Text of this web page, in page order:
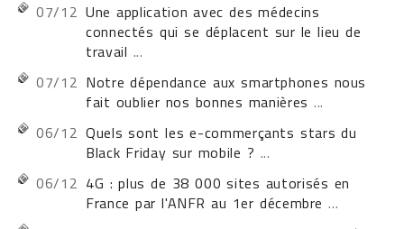
07/12 Une application avec des médecins
connectés qui se déplacent sur le lieu de
travail ...
07/12 Notre dépendance aux smartphones nous
fait oublier nos bonnes manières ...
06/12 Quels sont les e-commerçants stars du
Black Friday sur mobile ? ...
06/12 4G : plus de 38 000 sites autorisés en
France par l'ANFR au 1er décembre ...